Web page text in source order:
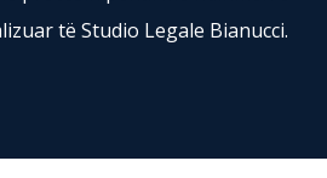
të Studio Legale Bianucci.